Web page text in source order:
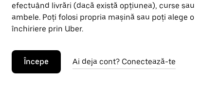
efectuând livrări (dacă există opțiunea), curse sau
ambele. Poți folosi propria mașină sau poți alege o
închiriere prin Uber.
Începe Ai deja cont? Conectează-te